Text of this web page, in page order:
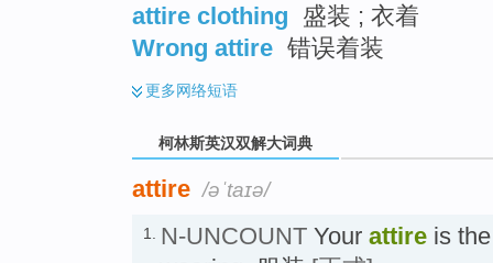
attire clothing 盛装 ; 衣着
Wrong attire 错误着装
更多网络短语
柯林斯英汉双解大词典
attire /əˈtaɪə/
1. N-UNCOUNT Your attire is